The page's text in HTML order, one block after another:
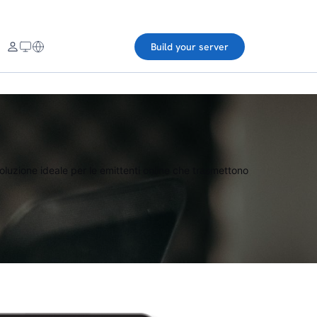
Build your server
ideale per le emittenti online che trasmettono